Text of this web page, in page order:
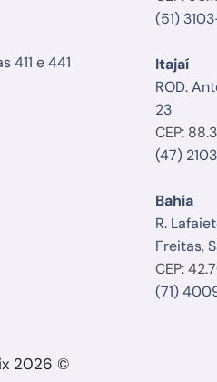
411 e 441
(51)
Itajaí
ROD.
23
CEP:
(47)
Bahia
R.
Freitas,
CEP:
(71)
2026 ©